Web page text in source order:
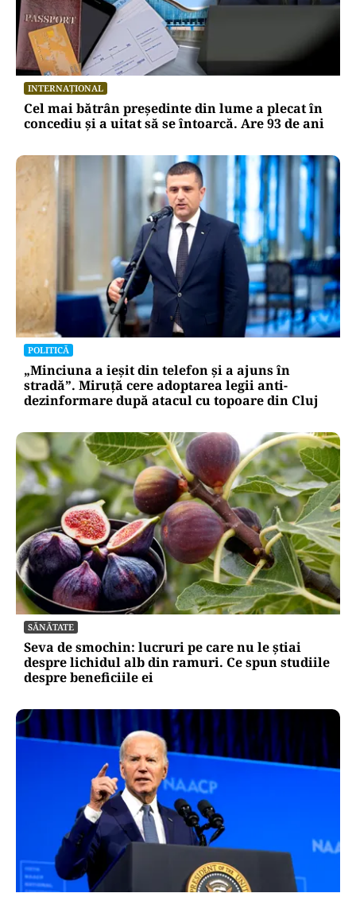
INTERNAȚIONAL
Cel mai bătrân președinte din lume a plecat în
concediu și a uitat să se întoarcă. Are 93 de ani
POLITICĂ
„Minciuna a ieșit din telefon și a ajuns în
stradă”. Miruță cere adoptarea legii anti-
dezinformare după atacul cu topoare din Cluj
SĂNĂTATE
Seva de smochin: lucruri pe care nu le știai
despre lichidul alb din ramuri. Ce spun studiile
despre beneficiile ei